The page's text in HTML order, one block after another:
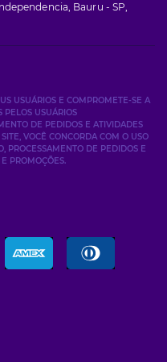
Bauru - SP,
USUÁRIOS E COMPROMETE-SE A
PELOS USUÁRIOS
DE PEDIDOS E ATIVIDADES
VOCÊ CONCORDA COM O USO
PROCESSAMENTO DE PEDIDOS E
PROMOÇÕES.